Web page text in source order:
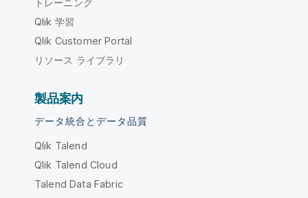
Qlik 学習
Qlik Customer Portal
リソース ライブラリ
製品案内
データ統合とデータ品質
Qlik Talend
Qlik Talend Cloud
Talend Data Fabric